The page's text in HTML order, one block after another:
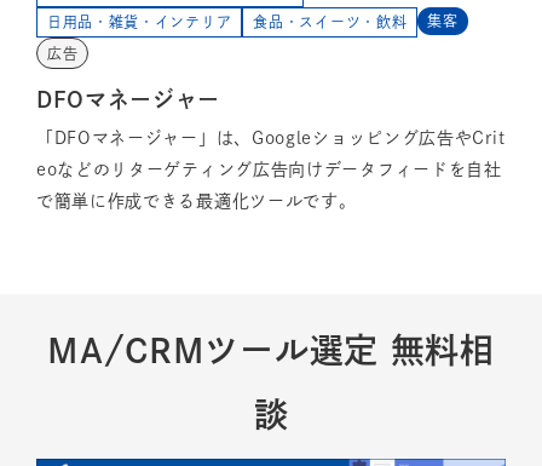
日用品・雑貨・インテリア 食品・スイーツ・飲料 集客
広告
DFOマネージャー
「DFOマネージャー」は、Googleショッピング広告やCrit
eoなどのリターゲティング広告向けデータフィードを自社
で簡単に作成できる最適化ツールです。
MA/CRMツール選定 無料相
談